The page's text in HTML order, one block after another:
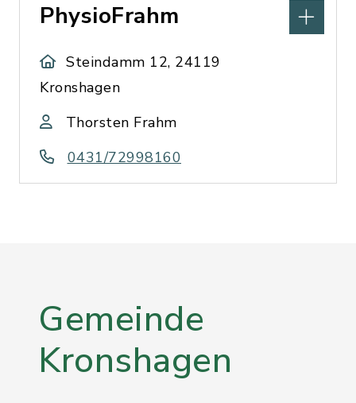
PhysioFrahm
Steindamm 12, 24119
Kronshagen
Thorsten Frahm
0431/72998160
Gemeinde
Kronshagen